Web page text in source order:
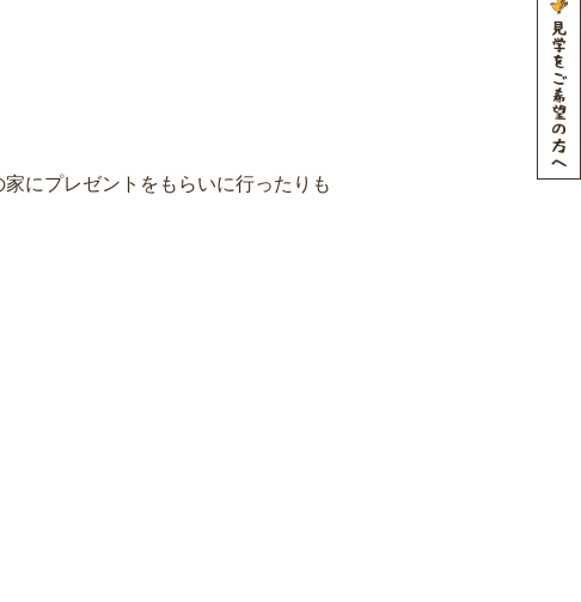
にプレゼントをもらいに行ったりも